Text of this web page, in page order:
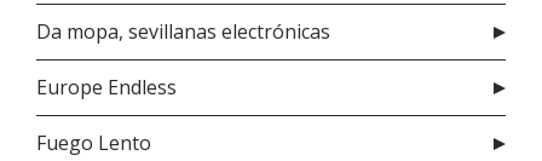
Da mopa, sevillanas electrónicas
Europe Endless
Fuego Lento